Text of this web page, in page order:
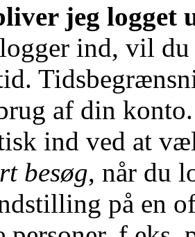
jeg logget
ind, vil
af din
ind ved at
besøg, når du
på en